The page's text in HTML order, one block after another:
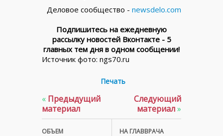
Деловое сообщество - newsdelo.com
Подпишитесь на ежедневную
рассылку новостей Вконтакте - 5
главных тем дня в одном сообщении!
Источник фото: ngs70.ru
Печать
« Предыдущий
материал
ОБЪЕМ
Следующий
материал»
НА ГЛАВВРАЧА